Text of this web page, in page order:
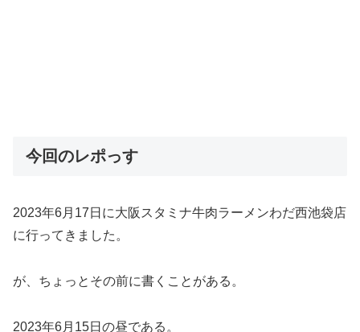
今回のレポっす
2023年6月17日に大阪スタミナ牛肉ラーメンわだ西池袋店
に行ってきました。
が、ちょっとその前に書くことがある。
2023年6月15日の昼である。